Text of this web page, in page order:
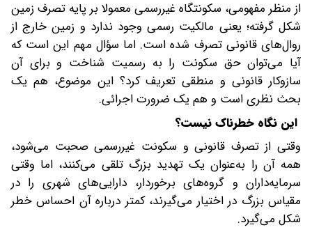
از منظر مفهومی، سکونتگاه غیررسمی معمولا بر پایه تصرف زمین
شکل گرفته؛ یعنی مالکیت رسمی وجود ندارد و زمین خارج از
روال‌های قانونی تصرف شده است. اما سؤال مهم این است که
آیا می‌توان حق سکونت را به رسمیت شناخت و برای آن
سازوکار قانونی و منطقی تعریف کرد؟ این موضوع، هم یک
بحث نظری است و هم یک ضرورت اجرائی.
این نگاه خطرناک نیست؟
وقتی از تصرف قانونی و سکونت غیررسمی صحبت می‌شود،
همه آن را به‌عنوان یک تهدید بزرگ تلقی می‌کنند، اما وقتی
سرمایه‌داران و گروه‌های برخوردار، دارایی‌های شهری را در
مقیاس بزرگ در اختیار می‌گیرند، کمتر درباره آن احساس خطر
شکل می‌گیرد.